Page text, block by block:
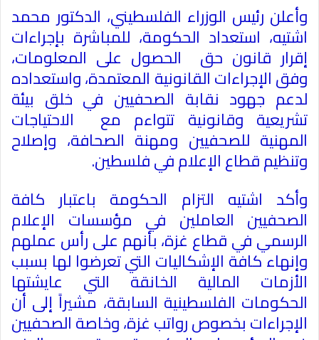
وأعلن رئيس الوزراء الفلسطيني، الدكتور محمد
اشتيه، استعداد الحكومة، للمباشرة بإجراءات
إقرار قانون حق الحصول على المعلومات،
وفق الإجراءات القانونية المعتمدة، واستعداده
لدعم جهود نقابة الصحفيين في خلق بيئة
تشريعية وقانونية تتواءم مع الاحتياجات
المهنية للصحفيين ومهنة الصحافة، وإصلاح
وتنظيم قطاع الإعلام في فلسطين.
وأكد اشتيه التزام الحكومة باعتبار كافة
الصحفيين العاملين في مؤسسات الإعلام
الرسمي في قطاع غزة، بأنهم على رأس عملهم
وإنهاء كافة الإشكاليات التي تعرضوا لها بسبب
الأزمات المالية الخانقة التي عايشتها
الحكومات الفلسطينية السابقة، مشيراً إلى أن
الإجراءات بخصوص رواتب غزة، وخاصة الصحفيين